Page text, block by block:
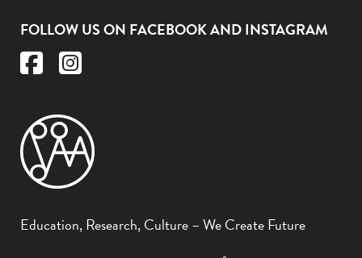
FOLLOW US ON FACEBOOK AND INSTAGRAM
Education, Research, Culture – We Create Future